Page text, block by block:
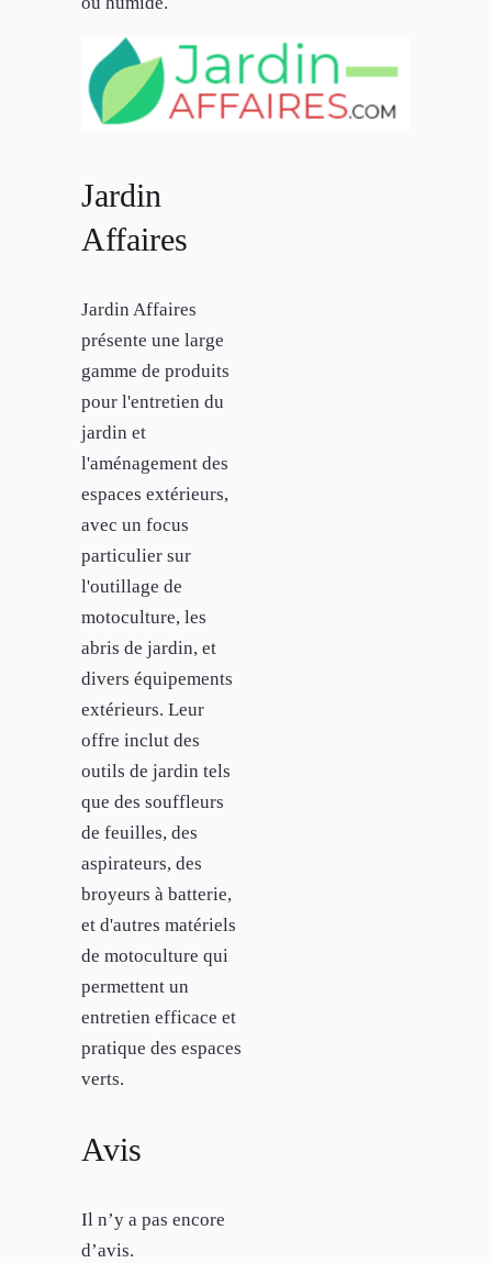
Jardin
Affaires
Jardin Affaires
présente une large
gamme de produits
pour l'entretien du
jardin et
l'aménagement des
espaces extérieurs,
avec un focus
particulier sur
l'outillage de
motoculture, les
abris de jardin, et
divers équipements
extérieurs. Leur
offre inclut des
outils de jardin tels
que des souffleurs
de feuilles, des
aspirateurs, des
broyeurs à batterie,
et d'autres matériels
de motoculture qui
permettent un
entretien efficace et
pratique des espaces
verts.
Avis
Il n’y a pas encore
d’avis.